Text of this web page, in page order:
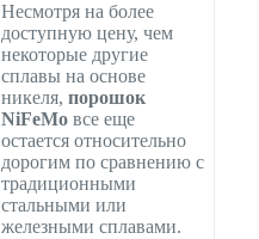
Несмотря на более
доступную цену, чем
некоторые другие
сплавы на основе
никеля, порошок
NiFeMoвсе еще
остается относительно
дорогим по сравнению с
традиционными
стальными или
железными сплавами.